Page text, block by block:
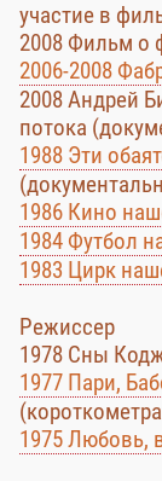
участие в
2008 Фильм о
2006-2008
2008 Андрей
потока
1988 Эти
1986 Кино
1984 Футбол
1983 Цирк
Режиссер
1978 Сны
1977 Пари,
1975 Любовь,